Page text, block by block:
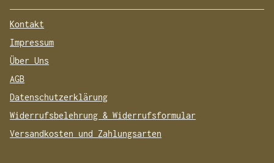
Kontakt
Impressum
Über Uns
AGB
Datenschutzerklärung
Widerrufsbelehrung & Widerrufsformular
Versandkosten und Zahlungsarten